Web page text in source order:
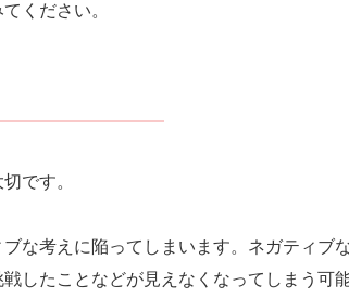
ください。
です。
な考えに陥ってしまいます。ネガティブ
したことなどが見えなくなってしまう可